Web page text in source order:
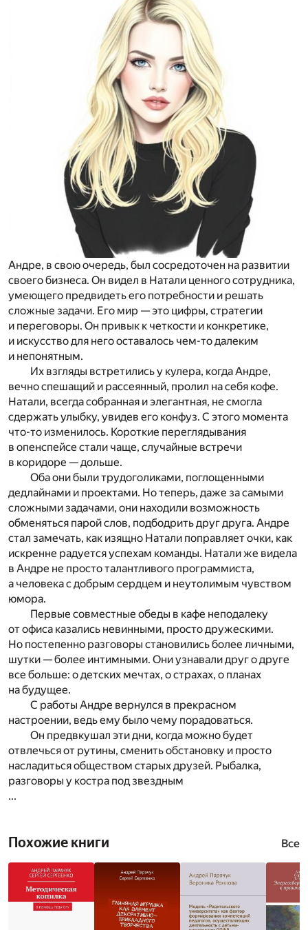
Андре, в свою очередь, был сосредоточен на развитии
своего бизнеса. Он видел в Натали ценного сотрудника,
умеющего предвидеть его потребности и решать
сложные задачи. Его мир — это цифры, стратегии
и переговоры. Он привык к четкости и конкретике,
и искусство для него оставалось чем-то далеким
и непонятным.
Их взгляды встретились у кулера, когда Андре,
вечно спешащий и рассеянный, пролил на себя кофе.
Натали, всегда собранная и элегантная, не смогла
сдержать улыбку, увидев его конфуз. С этого момента
что-то изменилось. Короткие переглядывания
в опенспейсе стали чаще, случайные встречи
в коридоре — дольше.
Оба они были трудоголиками, поглощенными
дедлайнами и проектами. Но теперь, даже за самыми
сложными задачами, они находили возможность
обменяться парой слов, подбодрить друг друга. Андре
стал замечать, как изящно Натали поправляет очки, как
искренне радуется успехам команды. Натали же видела
в Андре не просто талантливого программиста,
а человека с добрым сердцем и неутолимым чувством
юмора.
Первые совместные обеды в кафе неподалеку
от офиса казались невинными, просто дружескими.
Но постепенно разговоры становились более личными,
шутки — более интимными. Они узнавали друг о друге
все больше: о детских мечтах, о страхах, о планах
на будущее.
С работы Андре вернулся в прекрасном
настроении, ведь ему было чему порадоваться.
Он предвкушал эти дни, когда можно будет
отвлечься от рутины, сменить обстановку и просто
насладиться обществом старых друзей. Рыбалка,
разговоры у костра под звездным
...
Похожие книги Все